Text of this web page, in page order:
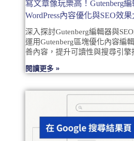
寫文章像玩樂高！Gutenberg編
WordPress內容優化與SEO效果
深入探討Gutenberg編輯器與
運用Gutenberg區塊優化內容編
善內容，提升可讀性與搜尋引擎
閱讀更多 »